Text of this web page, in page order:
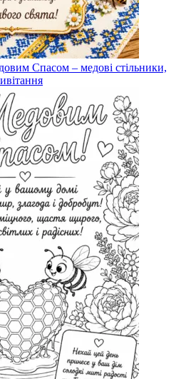
Спасом – медові стільники,